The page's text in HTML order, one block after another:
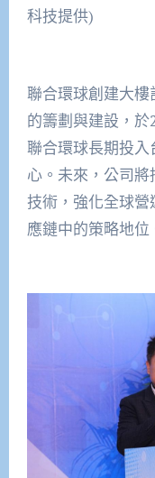
科技提供)
聯合環球創建大樓
的籌劃與建設，
聯合環球長期投
心。未來，公司
技術，強化全球
應鏈中的策略地位